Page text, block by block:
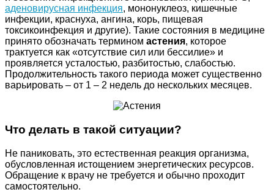
аденовирусная инфекция, мононуклеоз, кишечные
инфекции, краснуха, ангина, корь, пищевая
токсикоинфекция и другие). Такие состояния в медицине
принято обозначать термином астения, которое
трактуется как «отсутствие сил или бессилие» и
проявляется усталостью, разбитостью, слабостью.
Продолжительность такого периода может существенно
варьировать – от 1 – 2 недель до нескольких месяцев.
Что делать в такой ситуации?
Не паниковать, это естественная реакция организма,
обусловленная истощением энергетических ресурсов.
Обращение к врачу не требуется и обычно проходит
самостоятельно.